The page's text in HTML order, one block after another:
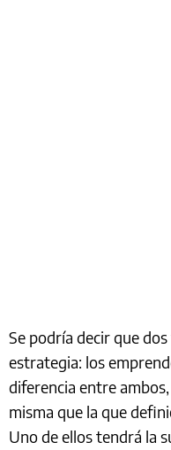
Se podría decir que
estrategia: los
diferencia entre
misma que la que
Uno de ellos tendrá la